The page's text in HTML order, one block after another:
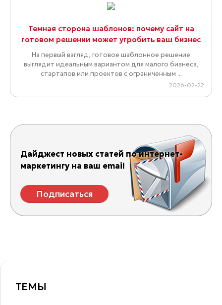
Темная сторона шаблонов: почему сайт на
готовом решении может угробить ваш бизнес
На первый взгляд, готовое шаблонное решение
выглядит идеальным вариантом для малого бизнеса,
стартапов или проектов с ограниченным ...
2026-02-22
Дайджест новых статей по интернет-
маркетингу на ваш email
Подписаться
ТЕМЫ